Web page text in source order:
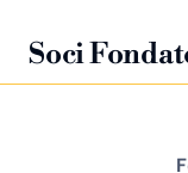
Soci